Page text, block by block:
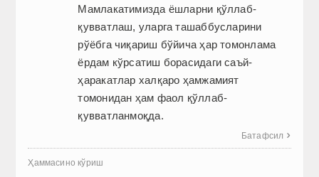
Мамлакатимизда ёшларни қўллаб-
қувватлаш, уларга ташаб­бусларини
рўёбга чиқариш бўйича ҳар томонлама
ёрдам кўрсатиш борасидаги саъй-
ҳаракатлар халқаро ҳамжамият
томонидан ҳам фаол қўллаб-
қувватланмоқда.
Батафсил 
Ҳаммасино кўриш